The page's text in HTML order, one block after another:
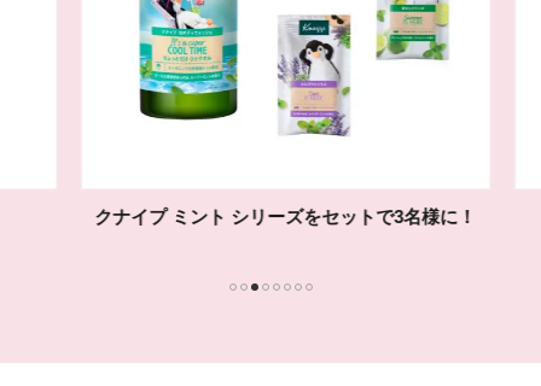
クナイプ ミント シリーズをセットで3名様に！